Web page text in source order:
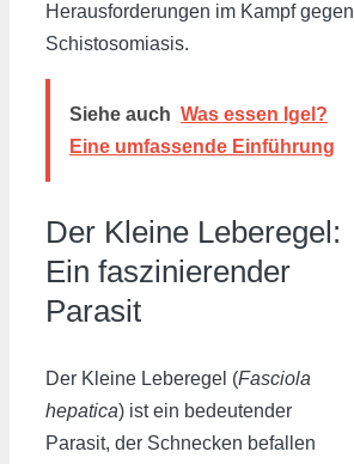
Herausforderungen im Kampf gegen
Schistosomiasis.
Siehe auch Was essen Igel?
Eine umfassende Einführung
Der Kleine Leberegel:
Ein faszinierender
Parasit
Der Kleine Leberegel (Fasciola
hepatica) ist ein bedeutender
Parasit, der Schnecken befallen